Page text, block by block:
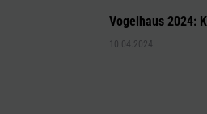
Vogelhaus 2024:
10.04.2024